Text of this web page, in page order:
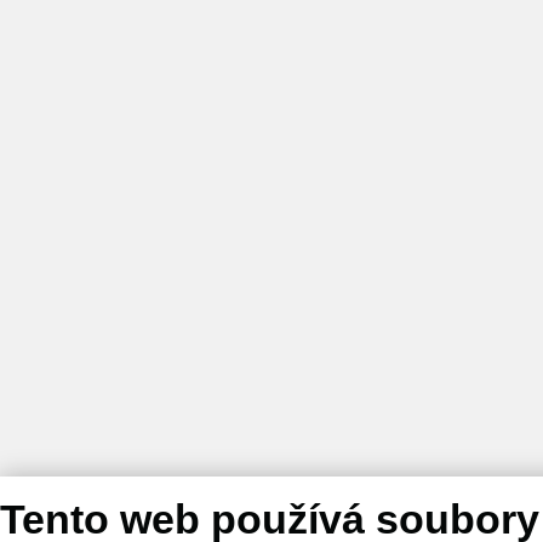
Tento web používá